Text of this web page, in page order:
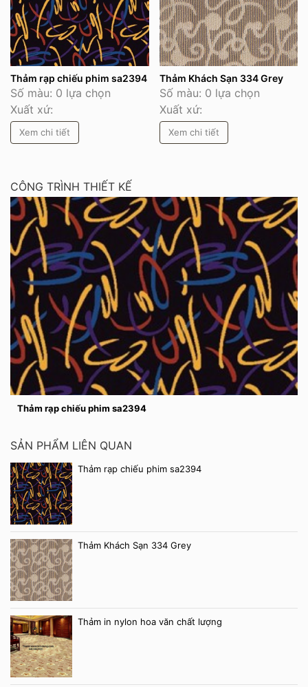
Thảm rạp chiếu phim sa2394
Số màu: 0 lựa chọn
Xuất xứ:
Xem chi tiết
Thảm Khách Sạn 334 Grey
Số màu: 0 lựa chọn
Xuất xứ:
Xem chi tiết
CÔNG TRÌNH THIẾT KẾ
Thảm rạp chiếu phim sa2394
SẢN PHẨM LIÊN QUAN
Thảm rạp chiếu phim sa2394
Thảm Khách Sạn 334 Grey
Thảm in nylon hoa văn chất lượng